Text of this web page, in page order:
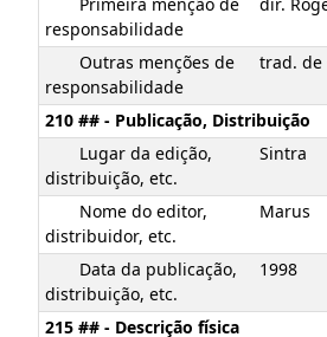
responsabilidade
Outras menções de
responsabilidade
trad. de
210 ## - Publicação, Distribuição
Lugar da edição,
distribuição, etc.
Sintra
Nome do editor,
distribuidor, etc.
Marus
Data da publicação,
distribuição, etc.
1998
215 ## - Descrição física